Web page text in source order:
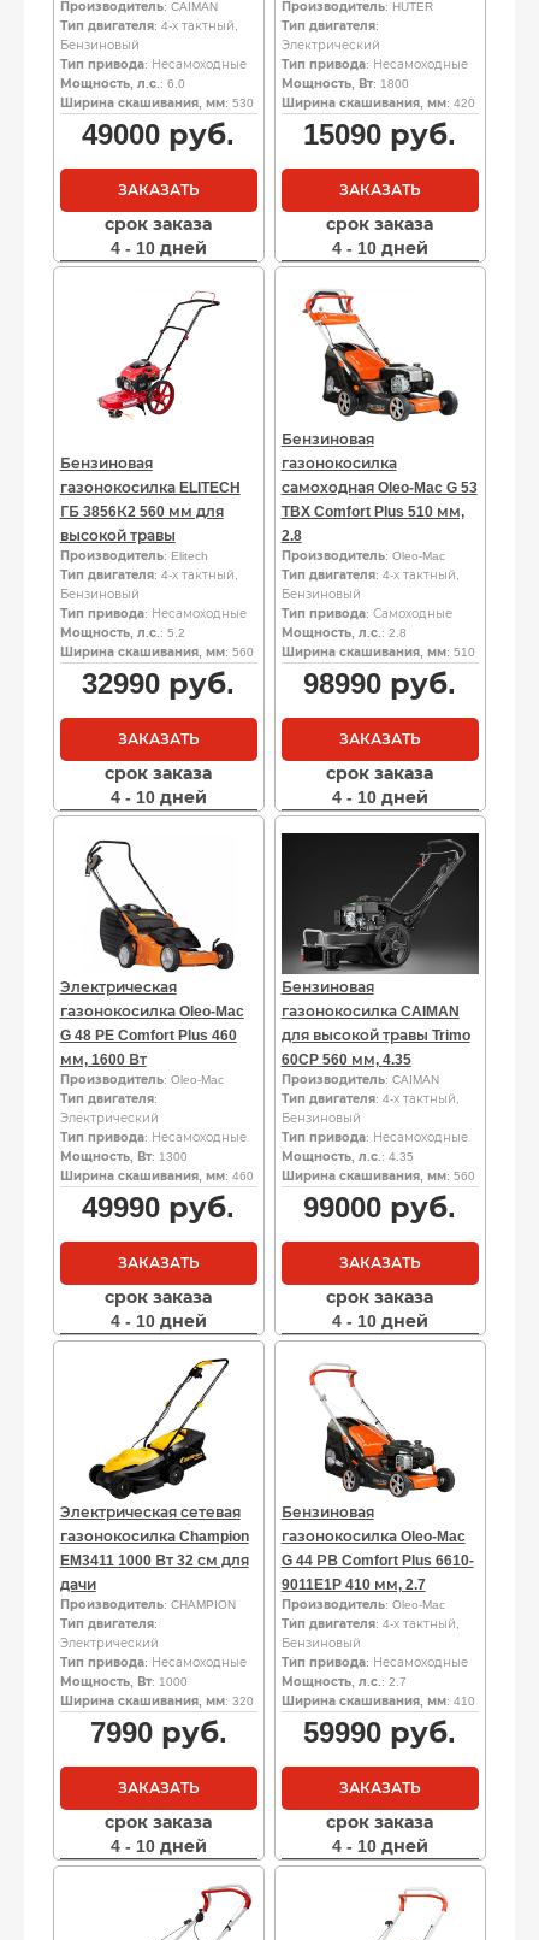
Производитель: CAIMAN
Тип двигателя: 4-х тактный,
Бензиновый
Тип привода: Несамоходные
Мощность, л.с. : 6.0
Ширина скашивания, мм: 530
49000 руб.
ЗАКАЗАТЬ
срок заказа
4 - 10 дней
Производитель: HUTER
Тип двигателя:
Электрический
Тип привода: Несамоходные
Мощность, Вт: 1800
Ширина скашивания, мм: 420
15090 руб.
ЗАКАЗАТЬ
срок заказа
4 - 10 дней
Бензиновая
газонокосилка ELITECH
ГБ 3856К2 560 мм для
высокой травы
Производитель: Elitech
Тип двигателя: 4-х тактный,
Бензиновый
Тип привода: Несамоходные
Мощность, л.с. : 5.2
Ширина скашивания, мм: 560
32990 руб.
ЗАКАЗАТЬ
срок заказа
4 - 10 дней
Бензиновая
газонокосилка
самоходная Oleo-Mac G 53
TBX Comfort Plus 510 мм,
2.8
Производитель: Oleo-Mac
Тип двигателя: 4-х тактный,
Бензиновый
Тип привода: Самоходные
Мощность, л.с. : 2.8
Ширина скашивания, мм: 510
98990 руб.
ЗАКАЗАТЬ
срок заказа
4 - 10 дней
Электрическая
газонокосилка Oleo-Mac
G 48 PE Comfort Plus 460
мм, 1600 Вт
Производитель: Oleo-Mac
Тип двигателя:
Электрический
Тип привода: Несамоходные
Мощность, Вт: 1300
Ширина скашивания, мм: 460
49990 руб.
ЗАКАЗАТЬ
срок заказа
4 - 10 дней
Бензиновая
газонокосилка CAIMAN
для высокой травы Trimo
60CP 560 мм, 4.35
Производитель: CAIMAN
Тип двигателя: 4-х тактный,
Бензиновый
Тип привода: Несамоходные
Мощность, л.с.: 4.35
Ширина скашивания, мм: 560
99000 руб.
ЗАКАЗАТЬ
срок заказа
4 - 10 дней
Электрическая сетевая
газонокосилка Champion
EM3411 1000 Вт 32 см для
дачи
Производитель: CHAMPION
Тип двигателя:
Электрический
Тип привода: Несамоходные
Мощность, Вт: 1000
Ширина скашивания, мм: 320
7990руб.
ЗАКАЗАТЬ
срок заказа
4 - 10 дней
Бензиновая
газонокосилка Oleo-Mac
G 44 РВ Comfort Plus 6610-
9011E1P 410 мм, 2.7
Производитель: Oleo-Mac
Тип двигателя: 4-х тактный,
Бензиновый
Тип привода: Несамоходные
Мощность, л.с.: 2.7
Ширина скашивания, мм: 410
59990 руб.
ЗАКАЗАТЬ
срок заказа
4 - 10 дней